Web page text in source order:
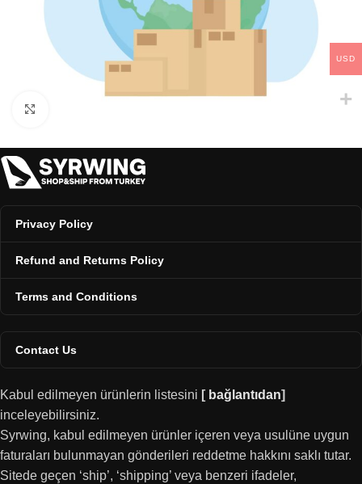
Privacy Policy
Refund and Returns Policy
Terms and Conditions
Contact Us
Kabul edilmeyen ürünlerin listesini [ bağlantıdan]
inceleyebilirsiniz.
Syrwing, kabul edilmeyen ürünler içeren veya usulüne uygun
faturaları bulunmayan gönderileri reddetme hakkını saklı tutar.
Sitede geçen ‘ship’, ‘shipping’ veya benzeri ifadeler,
USD